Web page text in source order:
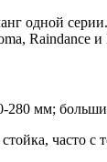
одной
Raindance
280 мм;
часто с